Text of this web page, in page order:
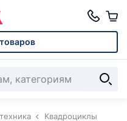
Квадроциклы